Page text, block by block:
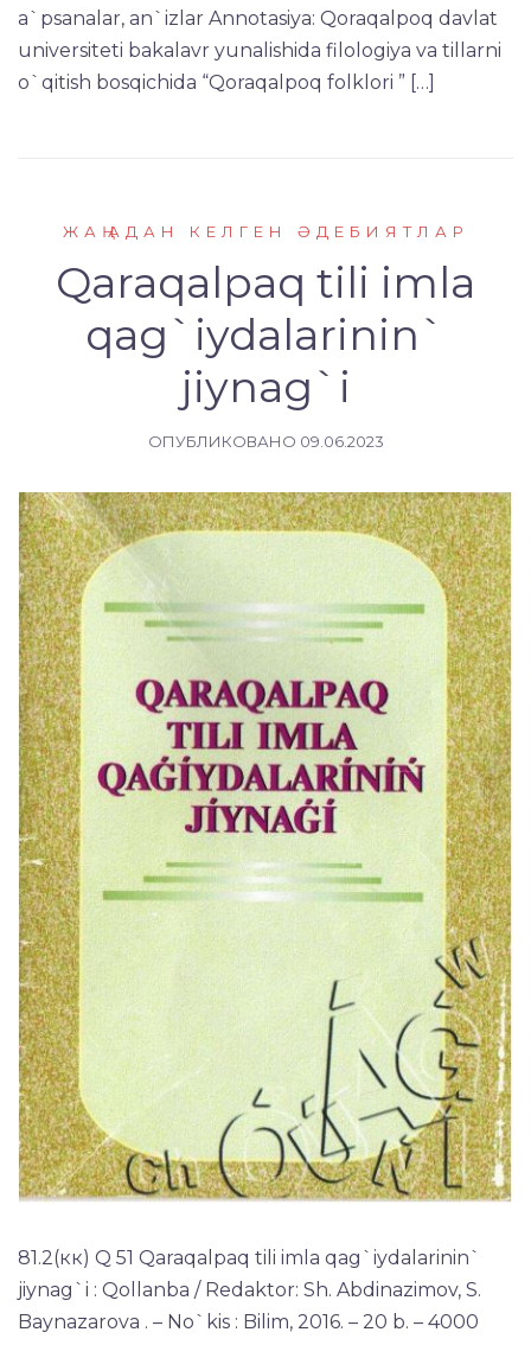
a`psanalar, an`izlar Annotasiya: Qoraqalpoq davlat
universiteti bakalavr yunalishida filologiya va tillarni
o`qitish bosqichida “Qoraqalpoq folklori ” […]
ЖАҢАДАН КЕЛГЕН ӘДЕБИЯТЛАР
Qaraqalpaq tili imla
qag`iydalarinin`
jiynag`i
ОПУБЛИКОВАНО 09.06.2023
81.2(кк) Q 51 Qaraqalpaq tili imla qag`iydalarinin`
jiynag`i : Qollanba / Redaktor: Sh. Abdinazimov, S.
Baynazarova . – No`kis : Bilim, 2016. – 20 b. – 4000